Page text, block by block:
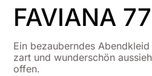
FAVIANA
Ein bezauberndes
zart und wunderschön
offen.